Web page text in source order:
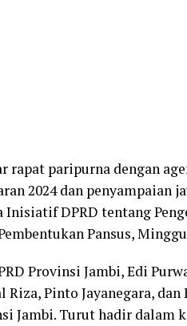
rapat paripurna dengan
2024 dan penyampaian
Inisiatif DPRD tentang
Pansus,
Provinsi Jambi, Edi
Riza, Pinto Jayanegara,
Jambi. Turut hadir dalam